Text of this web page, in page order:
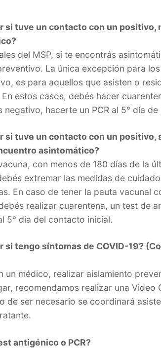
si tuve un contacto con un positivo,
del MSP, si te encontrás
La única excepción para
es para aquellos que asisten o
estos casos, debés hacer
negativo, hacerte un PCR al 5° día
si tuve un contacto con un
asintomático?
con menos de 180 días de la
extremar las medidas de
En caso de tener la pauta vacunal
realizar cuarentena, un test de
5° día del contacto inicial.
si tengo síntomas de COVID-19?
un médico, realizar aislamiento
recomendamos realizar una Video
de ser necesario se coordinará
antigénico o PCR?